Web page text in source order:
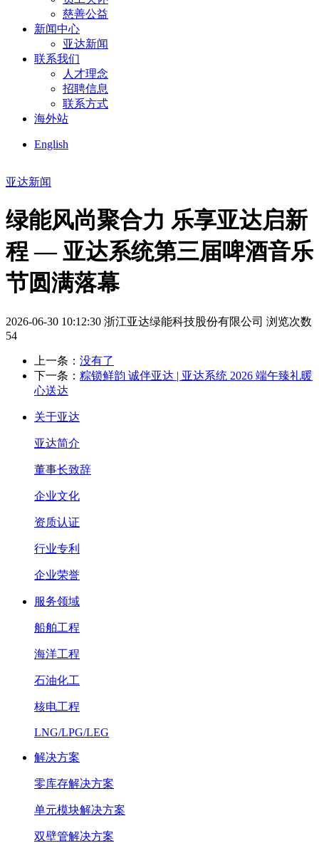
慈善公益
新闻中心
亚达新闻
联系我们
人才理念
招聘信息
联系方式
海外站
English
亚达新闻
绿能风尚聚合力 乐享亚达启新
程 — 亚达系统第三届啤酒音乐
节圆满落幕
2026-06-30 10:12:30 浙江亚达绿能科技股份有限公司 浏览次数
54
上一条： 没有了
下一条： 粽锁鲜韵 诚伴亚达 | 亚达系统 2026 端午臻礼暖
心送达
关于亚达
亚达简介
董事长致辞
企业文化
资质认证
行业专利
企业荣誉
服务领域
船舶工程
海洋工程
石油化工
核电工程
LNG/LPG/LEG
解决方案
零库存解决方案
单元模块解决方案
双壁管解决方案